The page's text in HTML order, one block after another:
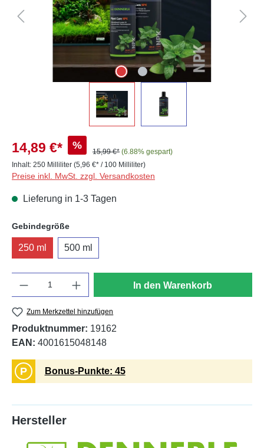
14,89 €* %
15,99 €* (6.88% gespart)
Inhalt: 250 Milliliter (5,96 €* / 100 Milliliter)
Preise inkl. MwSt. zzgl. Versandkosten
Lieferung in 1-3 Tagen
Gebindegrößeauswählen
250 ml 500 ml
In den Warenkorb
Zum Merkzettel hinzufügen
Produktnummer: 19162
EAN: 4001615048148
P Bonus-Punkte: 45
Hersteller